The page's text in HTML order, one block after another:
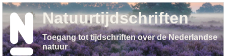
Natuurtijdschriften
Toegang tot tijdschriften over de Nederlandse
natuur